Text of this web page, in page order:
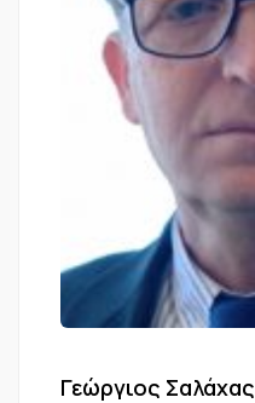
Γεώργιος Σαλάχας